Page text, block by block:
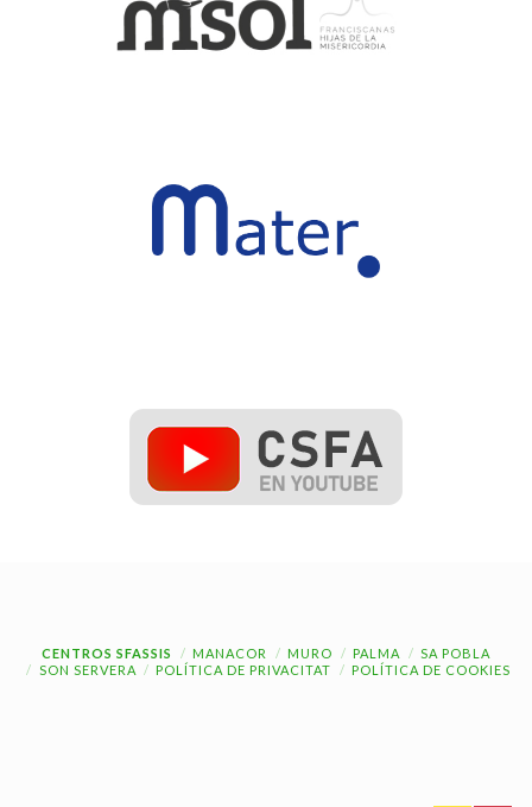
CENTROS SFASSIS MANACOR MURO PALMA
SA POBLA
SON SERVERA
POLÍTICA DE PRIVACITAT POLÍTICA DE COOKIES